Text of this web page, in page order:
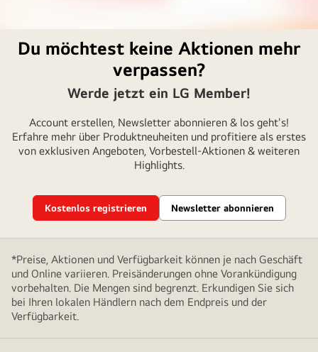
Du möchtest keine Aktionen mehr
verpassen?
Werde jetzt ein LG Member!
Account erstellen, Newsletter abonnieren & los geht's!
Erfahre mehr über Produktneuheiten und profitiere als erstes
von exklusiven Angeboten, Vorbestell-Aktionen & weiteren
Highlights.
Kostenlos registrieren Newsletter abonnieren
*Preise, Aktionen und Verfügbarkeit können je nach Geschäft
und Online variieren. Preisänderungen ohne Vorankündigung
vorbehalten. Die Mengen sind begrenzt. Erkundigen Sie sich
bei Ihren lokalen Händlern nach dem Endpreis und der
Verfügbarkeit.